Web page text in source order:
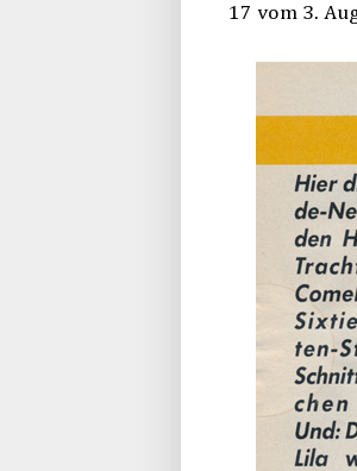
17 vom 3.